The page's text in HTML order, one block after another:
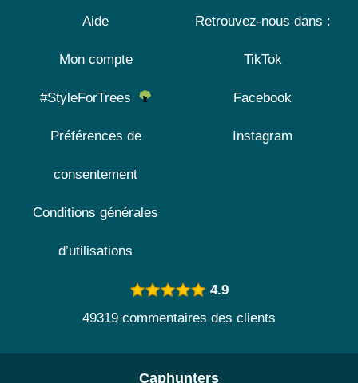
Aide
Mon compte
#StyleForTrees
Préférences de
consentement
Conditions générales
d’utilisations
Retrouvez-nous dans :
TikTok
Facebook
Instagram
4.9
49319 commentaires des clients
Caphunters